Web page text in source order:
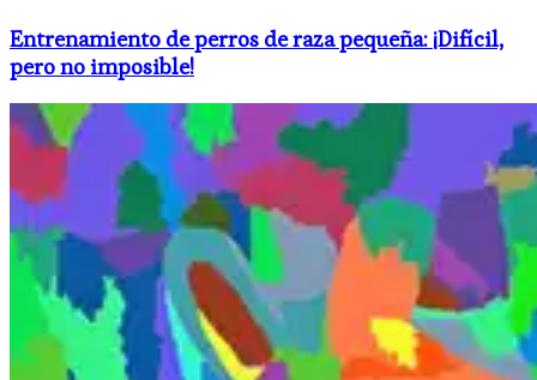
Entrenamiento de perros de raza pequeña: ¡Difícil,
pero no imposible!